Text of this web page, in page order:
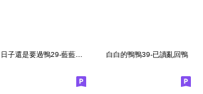
白白的鴨鴨39-已讀亂回鴨